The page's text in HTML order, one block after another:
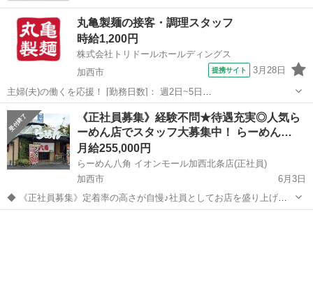
丸亀製麺の接客・調理スタッフ
時給1,200円
株式会社トリドールホールディングス
加西市
提携サイト 3月28日
主婦(夫)の働くを応援！ [勤務日数]： 週2日~5日
10:00~15:00/10:00~16:00/09:00~14:00/11:00~17:00/11:00~16:00 [勤務
地・最寄駅]： 兵庫県加西市北条町横...
兵庫 その他
《正社員募集》経験不問★待遇充実◎人気ら
ーめん店でスタッフ大募集中！ らーめん…
月給255,000円
らーめん八角 イオンモール加西北条店(正社員)
加西市
6月3日
◆ 《正社員募集》定着率の高さが自慢♪社員としてお店を盛り上げま
せんか？ ◆ 調理や接客は勿論、経営などの店舗運営もおまかせ致しま